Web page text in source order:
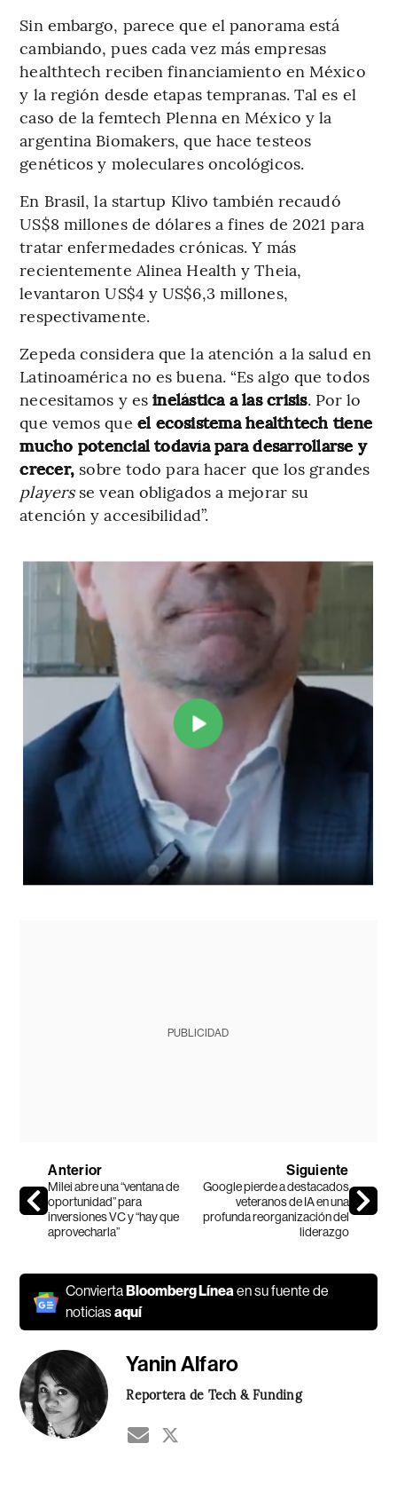
Sin embargo, parece que el panorama está
cambiando, pues cada vez más empresas
healthtech reciben financiamiento en México
y la región desde etapas tempranas. Tal es el
caso de la femtech Plenna en México y la
argentina Biomakers, que hace testeos
genéticos y moleculares oncológicos.
En Brasil, la startup Klivo también recaudó
US$8 millones de dólares a fines de 2021 para
tratar enfermedades crónicas. Y más
recientemente Alinea Health y Theia,
levantaron US$4 y US$6,3 millones,
respectivamente.
Zepeda considera que la atención a la salud en
Latinoamérica no es buena. “Es algo que todos
necesitamos y esinelástica a las crisis. Por lo
que vemos que el ecosistema healthtech tiene
mucho potencial todavía para desarrollarse y
crecer, sobre todo para hacer que los grandes
playersse vean obligados a mejorar su
atención y accesibilidad”.
PUBLICIDAD
Anterior
Milei abre una “ventana de
oportunidad” para
inversiones VC y “hay que
aprovecharla”
Siguiente
Google pierde a destacados
veteranos de IA en una
profunda reorganización del
liderazgo
Convierta Bloomberg Líneaen su fuente de
noticiasaquí
Yanin Alfaro
Reportera de Tech & Funding